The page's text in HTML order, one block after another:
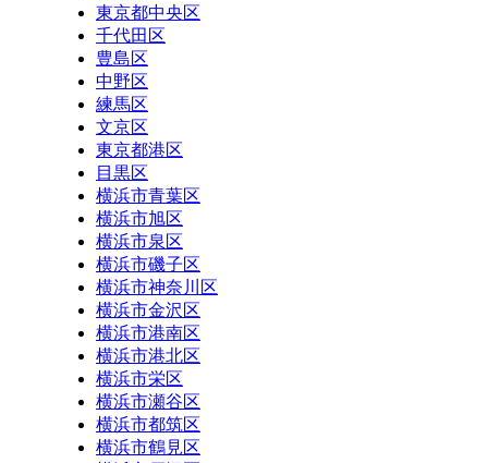
東京都中央区
千代田区
豊島区
中野区
練馬区
文京区
東京都港区
目黒区
横浜市青葉区
横浜市旭区
横浜市泉区
横浜市磯子区
横浜市神奈川区
横浜市金沢区
横浜市港南区
横浜市港北区
横浜市栄区
横浜市瀬谷区
横浜市都筑区
横浜市鶴見区